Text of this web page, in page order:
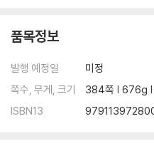
· 적이 이기지 못할 싸움을 하라 - 제
승자는 이겨놓고 싸우며, 패자는 싸
· 승리하는 조직의 비결 - 사마양저
· 전략 없는 전술은 실패한다 - 일본
품목정보
발행 예정일
미정
쪽수, 무게, 크기
384쪽 | 676g
ISBN13